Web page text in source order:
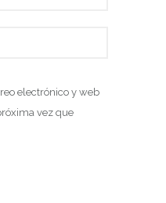
electrónico y web
vez que